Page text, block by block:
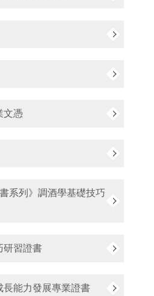
文憑
系列》調酒學基礎技巧
研習證書
長能力發展專業證書